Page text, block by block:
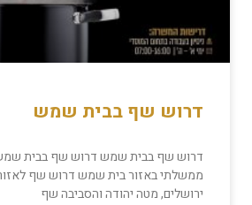
דרוש שף בבית שמש
דרוש שף בבית שמש דרוש שף בבית
ממשלתי באזור בית שמש דרוש שף
ירושלים, מטה יהודה והסביבה שף